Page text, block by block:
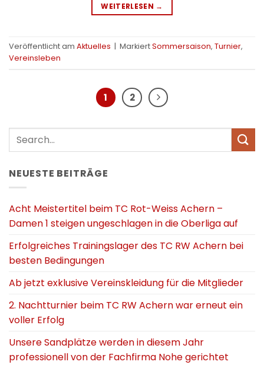
WEITERLESEN →
Veröffentlicht am Aktuelles | MarkiertSommersaison, Turnier,
Vereinsleben
1 2
NEUESTE BEITRÄGE
Acht Meistertitel beim TC Rot-Weiss Achern –
Damen 1 steigen ungeschlagen in die Oberliga auf
Erfolgreiches Trainingslager des TC RW Achern bei
besten Bedingungen
Ab jetzt exklusive Vereinskleidung für die Mitglieder
2. Nachtturnier beim TC RW Achern war erneut ein
voller Erfolg
Unsere Sandplätze werden in diesem Jahr
professionell von der Fachfirma Nohe gerichtet